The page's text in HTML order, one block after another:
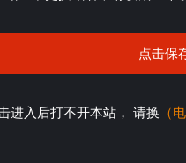
点击保
进入后打不开本站， 请换 （